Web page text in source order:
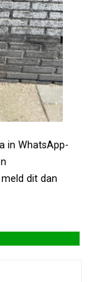
in WhatsApp-
dit dan